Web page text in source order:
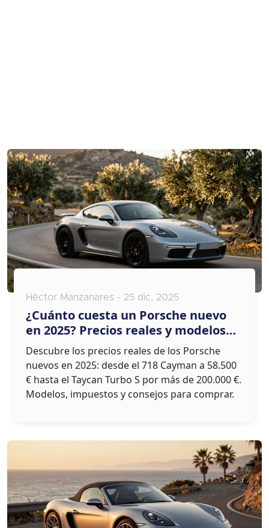
Héctor Manzanares - 25 dic, 2025
¿Cuánto cuesta un Porsche nuevo
en 2025? Precios reales y modelos
disponibles
Descubre los precios reales de los Porsche
nuevos en 2025: desde el 718 Cayman a 58.500
€ hasta el Taycan Turbo S por más de 200.000 €.
Modelos, impuestos y consejos para comprar.